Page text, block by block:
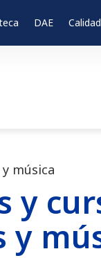
DAE Calidad
música
y
y